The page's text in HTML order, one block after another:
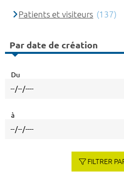
Patients et visiteurs (137)
Par date de création
Du
à
FILTRER